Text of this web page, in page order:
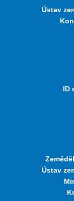
Ústav
Ústav